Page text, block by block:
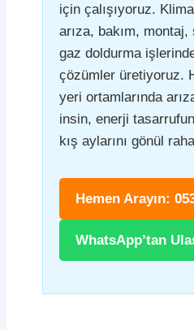
için çalışıyoruz.
arıza, bakım,
gaz doldurma
çözümler üretiyoruz.
yeri ortamlarında
insin, enerji
kış aylarını gönül
Hemen Arayın:
WhatsApp’tan